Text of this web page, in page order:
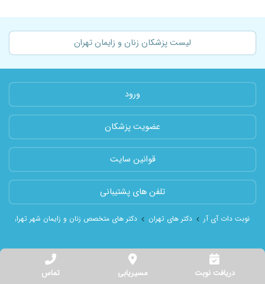
لیست پزشکان زنان و زایمان تهران
ورود
عضویت پزشکان
قوانین سایت
تلفن های پشتیبانی
نوبت دات آی آر دکتر های تهران دکتر های متخصص زنان و زایمان شهر تهران
دریافت نوبت مسیریابی تماس